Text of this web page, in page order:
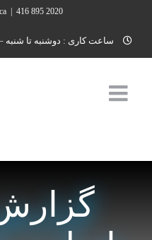
content
2020 895 416
ساعت کاری : دوشنبه تا شنبه – 10 الی